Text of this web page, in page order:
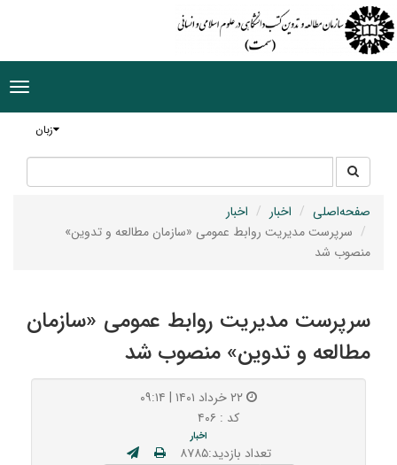
زبان
جستجو
در
سایت
صفحه‌اصلی اخبار
اخبار
سرپرست مدیریت روابط‌ عمومی «سازمان مطالعه و تدوین»
منصوب شد
سرپرست مدیریت روابط‌ عمومی «سازمان
مطالعه و تدوین» منصوب شد
کد : ۴۰۶
اخبار
تعداد بازدید:۸۷۸۵